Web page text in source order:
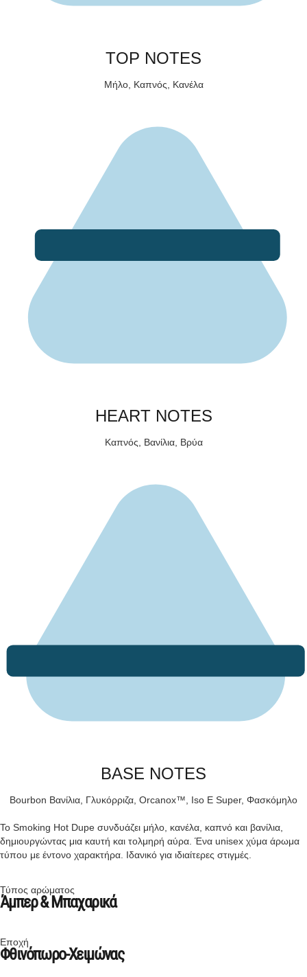
TOP NOTES
Μήλο, Καπνός, Κανέλα
HEART NOTES
Καπνός, Βανίλια, Βρύα
BASE NOTES
Bourbon Βανίλια, Γλυκόρριζα, Orcanox™, Iso E Super, Φασκόμηλο
Το Smoking Hot Dupe συνδυάζει μήλο, κανέλα, καπνό και βανίλια,
δημιουργώντας μια καυτή και τολμηρή αύρα. Ένα unisex χύμα άρωμα
τύπου με έντονο χαρακτήρα. Ιδανικό για ιδιαίτερες στιγμές.
Τύπος αρώματος
Άμπερ & Μπαχαρικά
Εποχή
Φθινόπωρο-Χειμώνας